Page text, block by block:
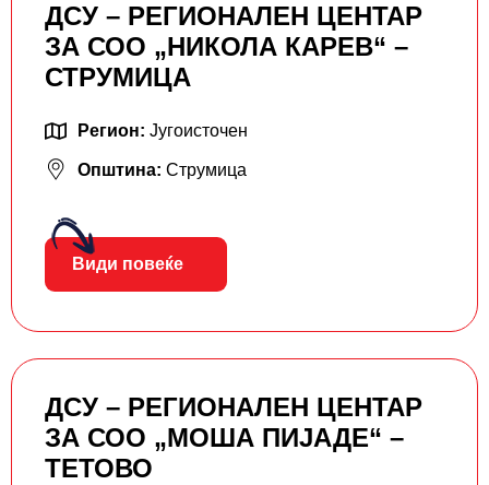
ДСУ – РЕГИОНАЛЕН ЦЕНТАР
ЗА СОО „НИКОЛА КАРЕВ“ –
СТРУМИЦА
Регион: Југоисточен
Општина: Струмица
Види повеќе
ДСУ – РЕГИОНАЛЕН ЦЕНТАР
ЗА СОО „МОША ПИЈАДЕ“ –
ТЕТОВО